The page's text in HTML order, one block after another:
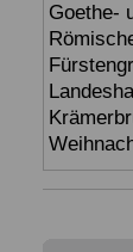
Goethe-